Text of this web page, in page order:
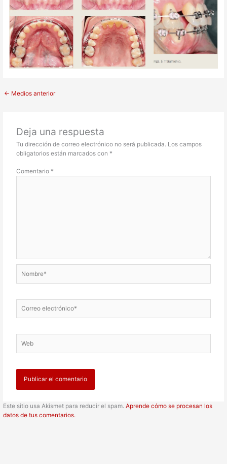
← Medios anterior
Deja una respuesta
Tu dirección de correo electrónico no será publicada. Los campos
obligatorios están marcados con *
Comentario *
electrónico*
Este sitio usa Akismet para reducir el spam.Aprende cómo se procesan los
datos de tus comentarios.